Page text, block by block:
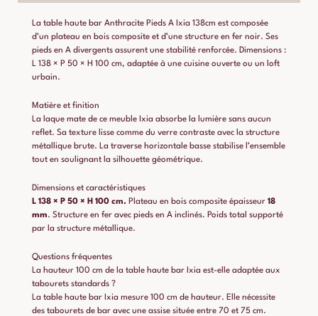
La table haute bar Anthracite Pieds A Ixia 138cm est composée
d’un plateau en bois composite et d’une structure en fer noir. Ses
pieds en A divergents assurent une stabilité renforcée. Dimensions :
L 138 × P 50 × H 100 cm, adaptée à une cuisine ouverte ou un loft
urbain.
Matière et finition
La laque mate de ce meuble Ixia absorbe la lumière sans aucun
reflet. Sa texture lisse comme du verre contraste avec la structure
métallique brute. La traverse horizontale basse stabilise l’ensemble
tout en soulignant la silhouette géométrique.
Dimensions et caractéristiques
L 138 × P 50 × H 100 cm. Plateau en bois composite épaisseur 18
mm. Structure en fer avec pieds en A inclinés. Poids total supporté
par la structure métallique.
Questions fréquentes
La hauteur 100 cm de la table haute bar Ixia est-elle adaptée aux
tabourets standards ?
La table haute bar Ixia mesure 100 cm de hauteur. Elle nécessite
des tabourets de bar avec une assise située entre 70 et 75 cm.